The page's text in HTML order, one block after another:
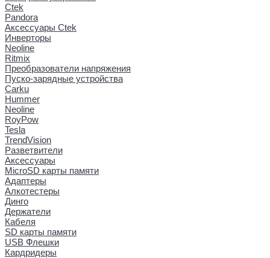
Ctek
Pandora
Аксессуары Ctek
Инверторы
Neoline
Ritmix
Преобразователи напряжения
Пуско-зарядные устройства
Carku
Hummer
Neoline
RoyPow
Tesla
TrendVision
Разветвители
Аксессуары
MicroSD карты памяти
Адаптеры
Алкотестеры
Динго
Держатели
Кабеля
SD карты памяти
USB Флешки
Кардридеры